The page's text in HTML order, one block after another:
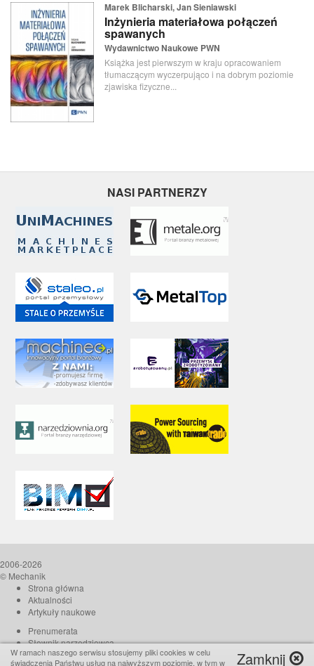
Marek Blicharski, Jan Sieniawski
Inżynieria materiałowa połączeń
spawanych
Wydawnictwo Naukowe PWN
Książka jest pierwszym w kraju opracowaniem
tłumaczącym wyczerpująco i na dobrym poziomie
zjawiska fizyczne...
NASI PARTNERZY
2006-2026
© Mechanik
Strona główna
Aktualności
Artykuły naukowe
Prenumerata
Słownik narzędziowca
O czasopiśmie
Zamknij
W ramach naszego serwisu stosujemy pliki cookies w celu
świadczenia Państwu usług na najwyższym poziomie, w tym w